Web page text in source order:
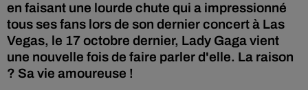
en faisant une lourde chute qui a impressionné
tous ses fans lors de son dernier concert à Las
Vegas, le 17 octobre dernier, Lady Gaga vient
une nouvelle fois de faire parler d'elle. La raison
? Sa vie amoureuse !